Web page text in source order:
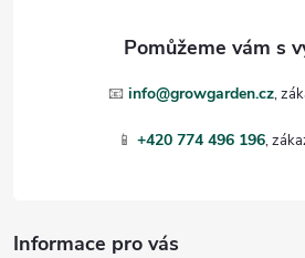
📧 info@growgarden.cz
📱 +420 774 496 196
Informace pro vás